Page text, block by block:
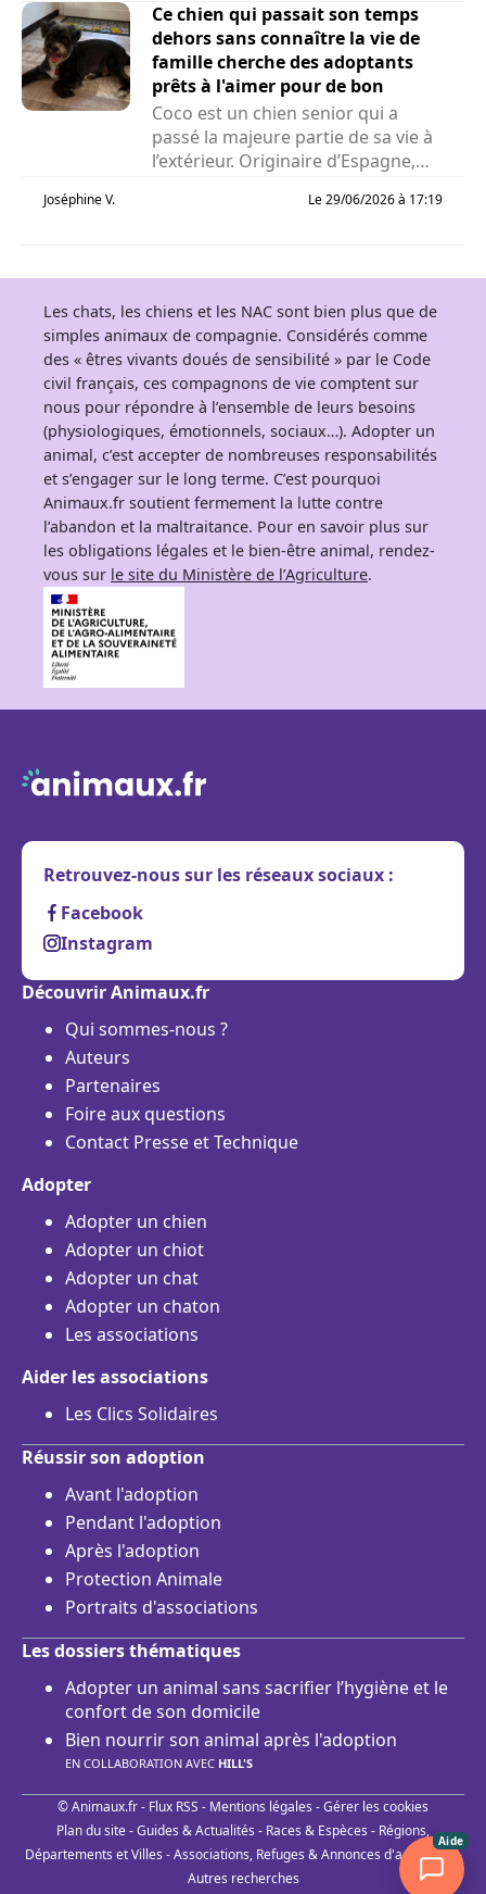
Ce chien qui passait son temps
dehors sans connaître la vie de
famille cherche des adoptants
prêts à l'aimer pour de bon
Coco est un chien senior qui a
passé la majeure partie de sa vie à
l’extérieur. Originaire d’Espagne,
Joséphine V. Le 29/06/2026 à 17:19
Les chats, les chiens et les NAC sont bien plus que de
simples animaux de compagnie. Considérés comme
des « êtres vivants doués de sensibilité » par le Code
civil français, ces compagnons de vie comptent sur
nous pour répondre à l’ensemble de leurs besoins
(physiologiques, émotionnels, sociaux…). Adopter un
animal, c’est accepter de nombreuses responsabilités
et s’engager sur le long terme. C’est pourquoi
Animaux.fr soutient fermement la lutte contre
l’abandon et la maltraitance. Pour en savoir plus sur
les obligations légales et le bien-être animal, rendez-
vous sur le site du Ministère de l’Agriculture.
Retrouvez-nous sur les réseaux sociaux :
Facebook
Instagram
Découvrir Animaux.fr
Qui sommes-nous ?
Auteurs
Partenaires
Foire aux questions
Contact Presse et Technique
Adopter
Adopter un chien
Adopter un chiot
Adopter un chat
Adopter un chaton
Les associations
Aider les associations
Les Clics Solidaires
Réussir son adoption
Avant l'adoption
Pendant l'adoption
Après l'adoption
Protection Animale
Portraits d'associations
Les dossiers thématiques
Adopter un animal sans sacrifier l’hygiène et le
confort de son domicile
Bien nourrir son animal après l'adoption
EN COLLABORATION AVEC HILL'S
© Animaux.fr - Flux RSS - Mentions légales -Gérer les cookies
Plan du site-Guides & Actualités - Races & Espèces - Régions,
Départements et Villes -Associations, Refuges & Annonces d'adoptions-
Autres recherches
Aide